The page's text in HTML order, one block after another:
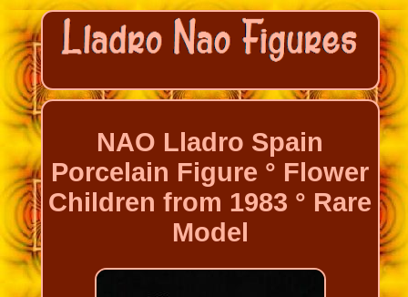
NAO Lladro Spain
Porcelain Figure ° Flower
Children from 1983 ° Rare
Model